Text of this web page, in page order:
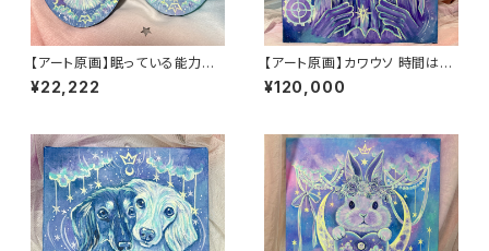
【アート原画】眠っている能力を
呼び起こす うさぎ ねこ １点
物 手描き アクリル画
¥22,222
【アート原画】カワウソ 時間はい
のち 1点もの アクリル画
¥120,000